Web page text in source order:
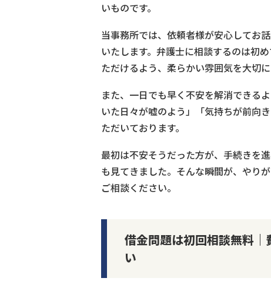
いものです。
当事務所では、依頼者様が安心してお
いたします。弁護士に相談するのは初
ただけるよう、柔らかい雰囲気を大切に
また、一日でも早く不安を解消できる
いた日々が嘘のよう」「気持ちが前向
ただいております。
最初は不安そうだった方が、手続きを
も見てきました。そんな瞬間が、やり
ご相談ください。
借金問題は初回相談無料
い